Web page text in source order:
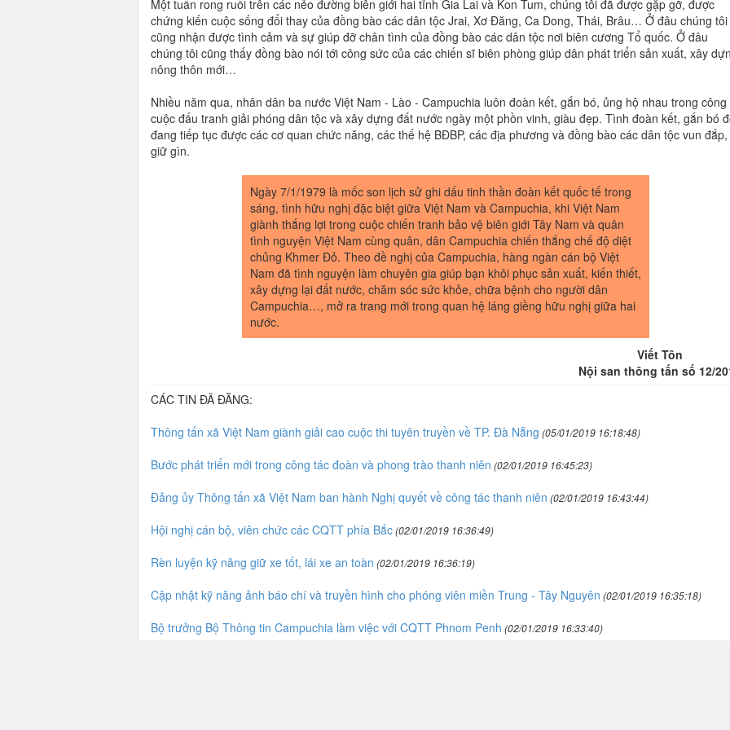
Một tuần rong ruổi trên các nẻo đường biên giới hai tỉnh Gia Lai và Kon Tum, chúng tôi đã được gặp gỡ, được
chứng kiến cuộc sống đổi thay của đồng bào các dân tộc Jrai, Xơ Đăng, Ca Dong, Thái, Brâu… Ở đâu chúng tôi
cũng nhận được tình cảm và sự giúp đỡ chân tình của đồng bào các dân tộc nơi biên cương Tổ quốc. Ở đâu
chúng tôi cũng thấy đồng bào nói tới công sức của các chiến sĩ biên phòng giúp dân phát triển sản xuất, xây
nông thôn mới…
Nhiều năm qua, nhân dân ba nước Việt Nam - Lào - Campuchia luôn đoàn kết, gắn bó, ủng hộ nhau trong công
cuộc đấu tranh giải phóng dân tộc và xây dựng đất nước ngày một phồn vinh, giàu đẹp. Tình đoàn kết, gắn bó
đang tiếp tục được các cơ quan chức năng, các thế hệ BĐBP, các địa phương và đồng bào các dân tộc vun đắp,
giữ gìn.
Ngày 7/1/1979 là mốc son lịch sử ghi dấu tinh thần đoàn kết quốc tế trong
sáng, tình hữu nghị đặc biệt giữa Việt Nam và Campuchia, khi Việt Nam
giành thắng lợi trong cuộc chiến tranh bảo vệ biên giới Tây Nam và quân
tình nguyện Việt Nam cùng quân, dân Campuchia chiến thắng chế độ diệt
chủng Khmer Đỏ. Theo đề nghị của Campuchia, hàng ngàn cán bộ Việt
Nam đã tình nguyện làm chuyên gia giúp bạn khôi phục sản xuất, kiến thiết,
xây dựng lại đất nước, chăm sóc sức khỏe, chữa bệnh cho người dân
Campuchia…, mở ra trang mới trong quan hệ láng giềng hữu nghị giữa hai
nước.
Viết Tôn
Nội san thông tấn số 12/
CÁC TIN ĐÃ ĐĂNG:
Thông tấn xã Việt Nam giành giải cao cuộc thi tuyên truyền về TP. Đà Nẵng (05/01/2019 16:18:48)
Bước phát triển mới trong công tác đoàn và phong trào thanh niên (02/01/2019 16:45:23)
Đảng ủy Thông tấn xã Việt Nam ban hành Nghị quyết về công tác thanh niên (02/01/2019 16:43:44)
Hội nghị cán bộ, viên chức các CQTT phía Bắc(02/01/2019 16:36:49)
Rèn luyện kỹ năng giữ xe tốt, lái xe an toàn (02/01/2019 16:36:19)
Cập nhật kỹ năng ảnh báo chí và truyền hình cho phóng viên miền Trung - Tây Nguyên (02/01/2019 16:35:18)
Bộ trưởng Bộ Thông tin Campuchia làm việc với CQTT Phnom Penh (02/01/2019 16:33:40)